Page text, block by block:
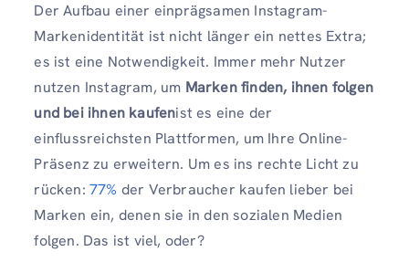
Der Aufbau einer einprägsamen Instagram-
Markenidentität ist nicht länger ein nettes Extra;
es ist eine Notwendigkeit. Immer mehr Nutzer
nutzen Instagram, um Marken finden, ihnen folgen
und bei ihnen kaufenist es eine der
einflussreichsten Plattformen, um Ihre Online-
Präsenz zu erweitern. Um es ins rechte Licht zu
rücken: 77% der Verbraucher kaufen lieber bei
Marken ein, denen sie in den sozialen Medien
folgen. Das ist viel, oder?